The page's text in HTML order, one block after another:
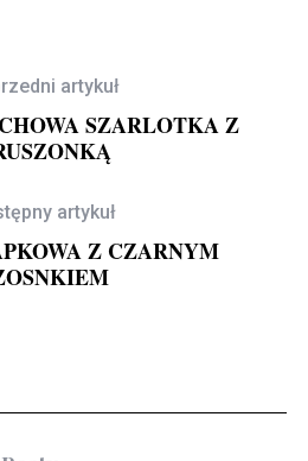
artykuł
SZARLOTKA Z
artykuł
Z CZARNYM